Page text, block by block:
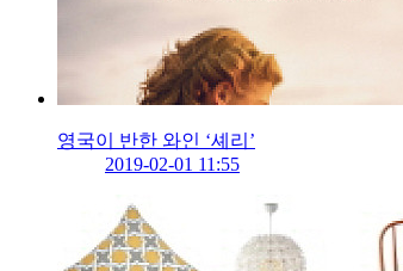
영국이 반한 와인 ‘셰리’
2019-02-01 11:55